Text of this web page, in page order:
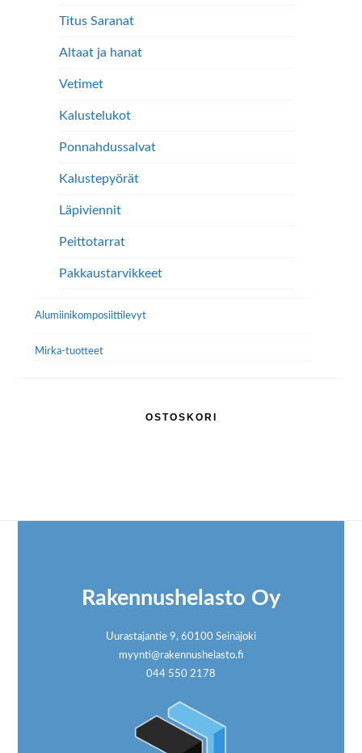
Titus Saranat
Altaat ja hanat
Vetimet
Kalustelukot
Ponnahdussalvat
Kalustepyörät
Läpiviennit
Peittotarrat
Pakkaustarvikkeet
Alumiini­komposiitti­levyt
Mirka-tuotteet
OSTOSKORI
Rakennushelasto Oy
Uurastajantie 9, 60100 Seinäjoki
myynti@rakennushelasto.fi
044 550 2178